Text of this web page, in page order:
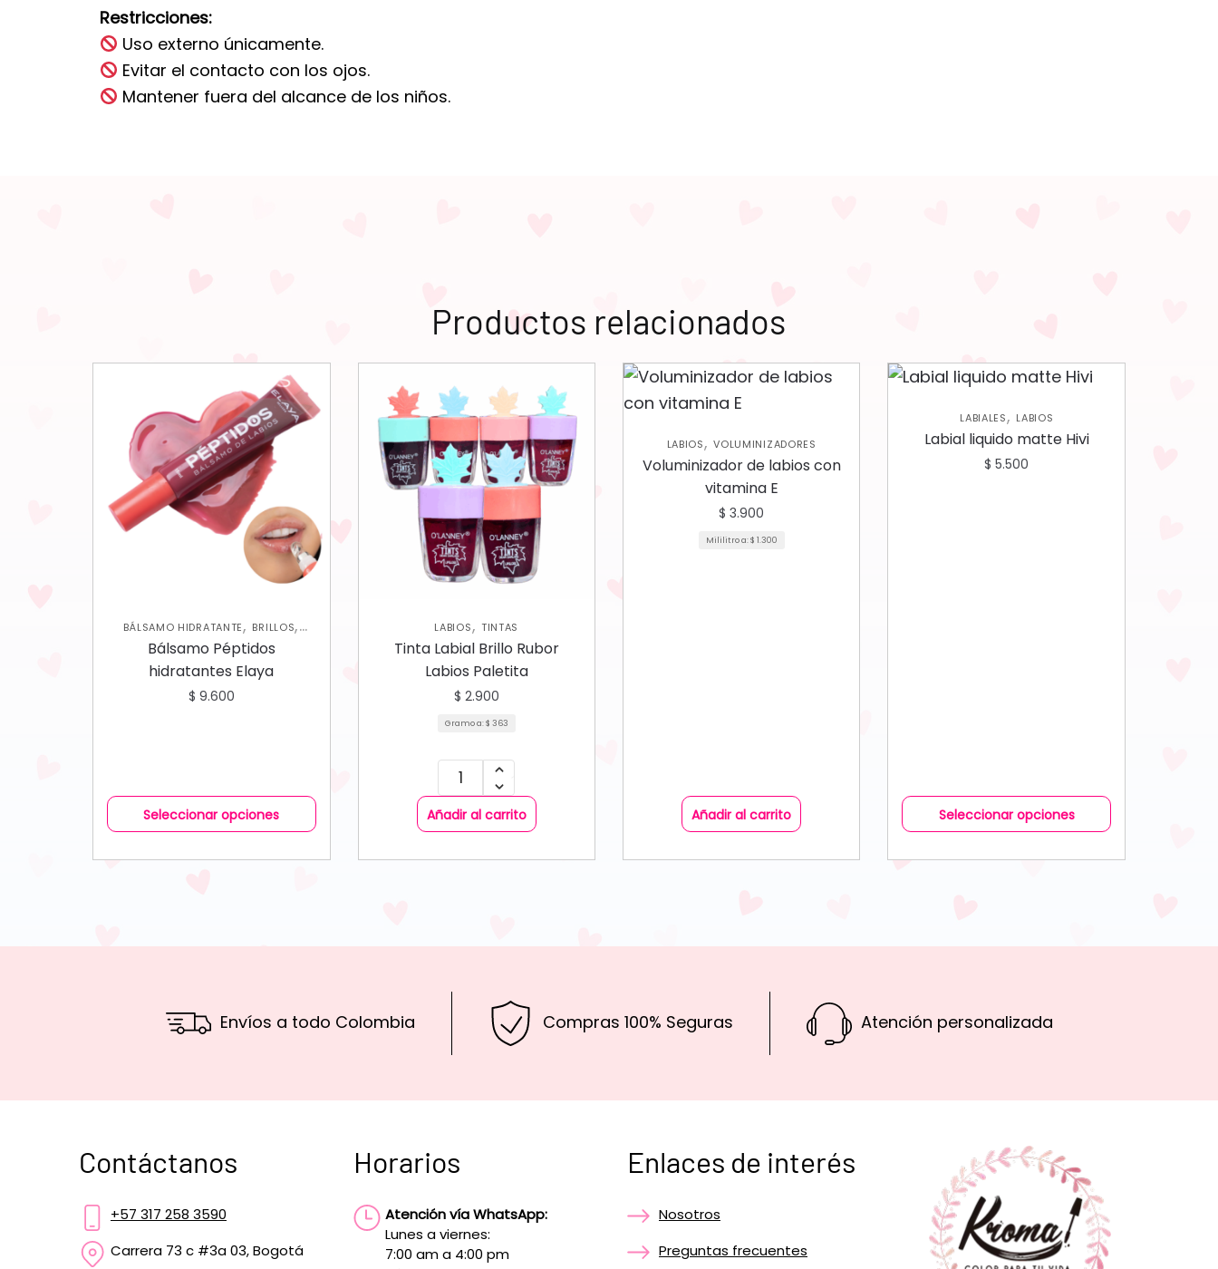
Restricciones:
Uso externo únicamente.
Evitar el contacto con los ojos.
Mantener fuera del alcance de los niños.
Productos relacionados
BÁLSAMO HIDRATANTE, BRILLOS,
LABIOS,NUEVA COLECCIÓN
Bálsamo Péptidos
hidratantes Elaya
$ 9.600
Seleccionar opciones
LABIOS, TINTAS
Tinta Labial Brillo Rubor
Labios Paletita
$ 2.900
Gramo a:$ 363
Añadir al carrito
LABIOS,VOLUMINIZADORES
Voluminizador de labios con
vitamina E
$ 3.900
Mililitro a:$ 1.300
Añadir al carrito
LABIALES, LABIOS
Labial liquido matte Hivi
$ 5.500
Seleccionar opciones
Envíos a todo Colombia Compras 100% Seguras Atención personalizada
Contáctanos
+57 317 258 3590
Carrera 73 c #3a 03, Bogotá
Horarios
Atención vía WhatsApp:
Lunes a viernes:
7:00 am a 4:00 pm
Enlaces de interés
Nosotros
Preguntas frecuentes